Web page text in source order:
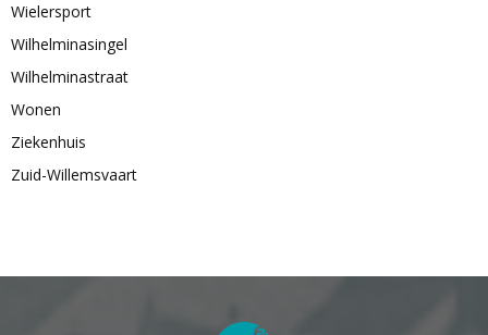
Wielersport
Wilhelminasingel
Wilhelminastraat
Wonen
Ziekenhuis
Zuid-Willemsvaart